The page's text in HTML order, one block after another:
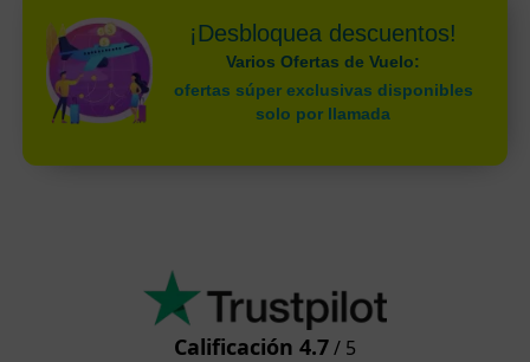
¡Desbloquea descuentos!
Varios Ofertas de Vuelo:
ofertas súper exclusivas disponibles
solo por llamada
Calificación 4.7/ 5